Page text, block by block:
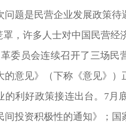
题是民营企业发展政策待
，许多人士对中国民营经
委员会连续召开了三场
意见》（下称《意见》）
的利好政策接连出台。7月
投资积极性的通知》；